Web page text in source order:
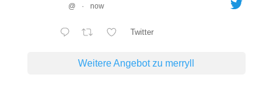
@ · now
Twitter
Weitere Angebot zu merryll